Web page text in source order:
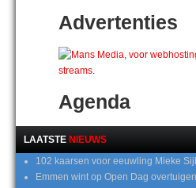
Advertenties
Agenda
LAATSTE NIEUWS
102 kaarsen voor eeuwling Mieke
Emmen wint op Open Dag